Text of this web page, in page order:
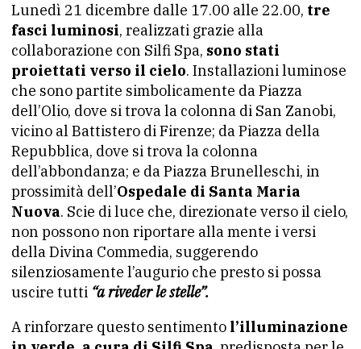
Lunedì 21 dicembre dalle 17.00 alle 22.00, tre
fasci luminosi, realizzati grazie alla
collaborazione con Silfi Spa, sono stati
proiettati verso il cielo. Installazioni luminose
che sono partite simbolicamente da Piazza
dell’Olio, dove si trova la colonna di San Zanobi,
vicino al Battistero di Firenze; da Piazza della
Repubblica, dove si trova la colonna
dell’abbondanza; e da Piazza Brunelleschi, in
prossimità dell’Ospedale di Santa Maria
Nuova. Scie di luce che, direzionate verso il cielo,
non possono non riportare alla mente i versi
della Divina Commedia, suggerendo
silenziosamente l’augurio che presto si possa
uscire tutti “a riveder le stelle”.
A rinforzare questo sentimento l’illuminazione